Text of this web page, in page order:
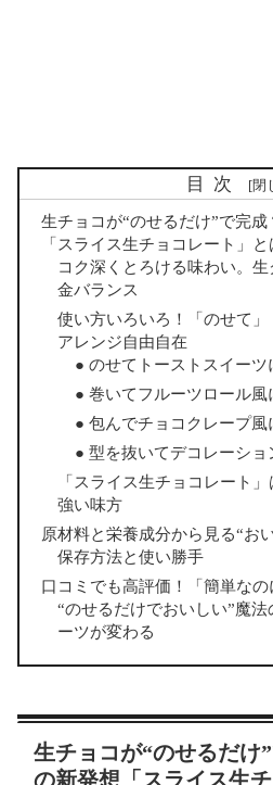
目次
生チョコが“のせるだけ”で完
「スライス生チョコレート」と
コク深くとろける味わい。
金バランス
使い方いろいろ！「のせて」
アレンジ自由自在
● のせてトーストスイーツ
● 巻いてフルーツロール風
● 包んでチョコクレープ風
● 型を抜いてデコレーショ
「スライス生チョコレート
強い味方
原材料と栄養成分から見る“お
保存方法と使い勝手
口コミでも高評価！「簡単な
“のせるだけでおいしい”魔
ーツが変わる
生チョコが“のせるだけ
の新発想「スライス生